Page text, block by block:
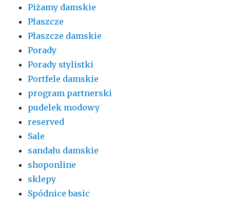
Piżamy damskie
Płaszcze
Płaszcze damskie
Porady
Porady stylistki
Portfele damskie
program partnerski
pudelek modowy
reserved
Sale
sandału damskie
shoponline
sklepy
Spódnice basic